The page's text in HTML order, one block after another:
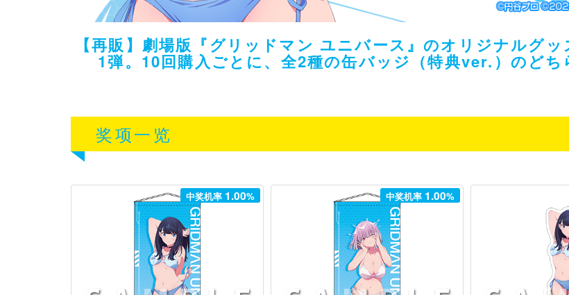
【再販】劇場版『グリッドマン ユニバース』のオリジナルグ
1弾。10回購入ごとに、全2種の缶バッジ（特典ver.）のどち
奖项一览
中奖机率 1.00% 中奖机率 1.00%